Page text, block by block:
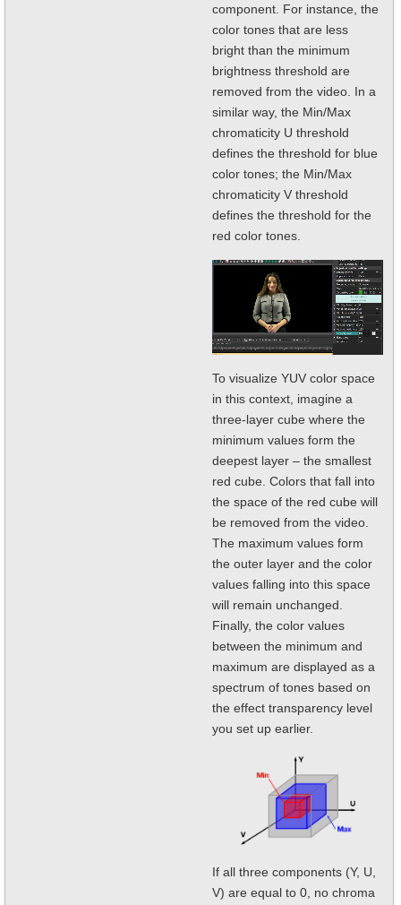
component. For instance, the
color tones that are less
bright than the minimum
brightness threshold are
removed from the video. In a
similar way, the Min/Max
chromaticity U threshold
defines the threshold for blue
color tones; the Min/Max
chromaticity V threshold
defines the threshold for the
red color tones.
To visualize YUV color space
in this context, imagine a
three-layer cube where the
minimum values form the
deepest layer – the smallest
red cube. Colors that fall into
the space of the red cube will
be removed from the video.
The maximum values form
the outer layer and the color
values falling into this space
will remain unchanged.
Finally, the color values
between the minimum and
maximum are displayed as a
spectrum of tones based on
the effect transparency level
you set up earlier.
If all three components (Y, U,
V) are equal to 0, no chroma